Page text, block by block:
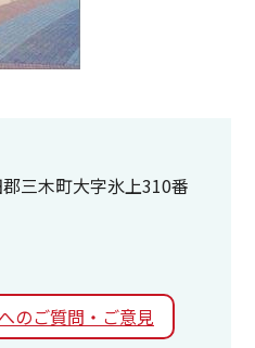
三木町大字氷上310番
のご質問・ご意見